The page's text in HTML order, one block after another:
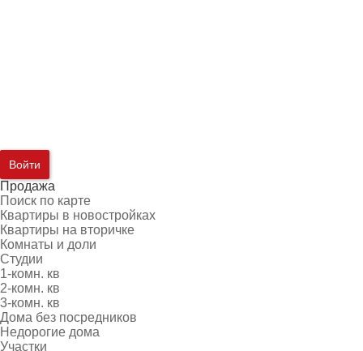
Войти
Продажа
Поиск по карте
Квартиры в новостройках
Квартиры на вторичке
Комнаты и доли
Студии
1-комн. кв
2-комн. кв
3-комн. кв
Дома без посредников
Недорогие дома
Участки